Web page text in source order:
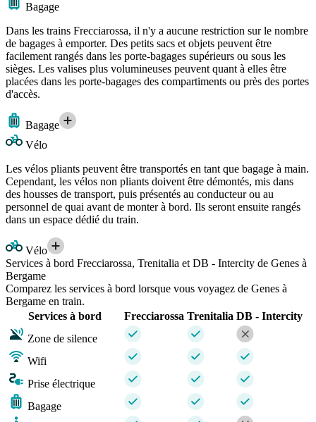
Bagage
Dans les trains Frecciarossa, il n'y a aucune restriction sur le nombre
de bagages à emporter. Des petits sacs et objets peuvent être
facilement rangés dans les porte-bagages supérieurs ou sous les
sièges. Les valises plus volumineuses peuvent quant à elles être
placées dans les porte-bagages des compartiments ou près des portes
d'accès.
Bagage
Vélo
Les vélos pliants peuvent être transportés en tant que bagage à main.
Cependant, les vélos non pliants doivent être démontés, mis dans
des housses de transport, puis présentés au conducteur ou au
personnel de quai avant de monter à bord. Ils seront ensuite rangés
dans un espace dédié du train.
Vélo
Services à bord Frecciarossa, Trenitalia et DB - Intercity de Genes à
Bergame
Comparez les services à bord lorsque vous voyagez de Genes à
Bergame en train.
Services à bord
Frecciarossa Trenitalia DB - Intercity
Zone de silence
Wifi
Prise électrique
Bagage